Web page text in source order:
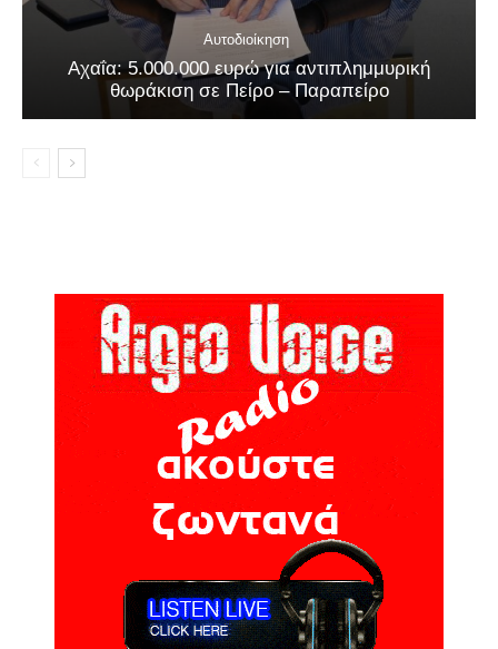
Αυτοδιοίκηση
Αχαΐα: 5.000.000 ευρώ για αντιπλημμυρική
θωράκιση σε Πείρο – Παραπείρο